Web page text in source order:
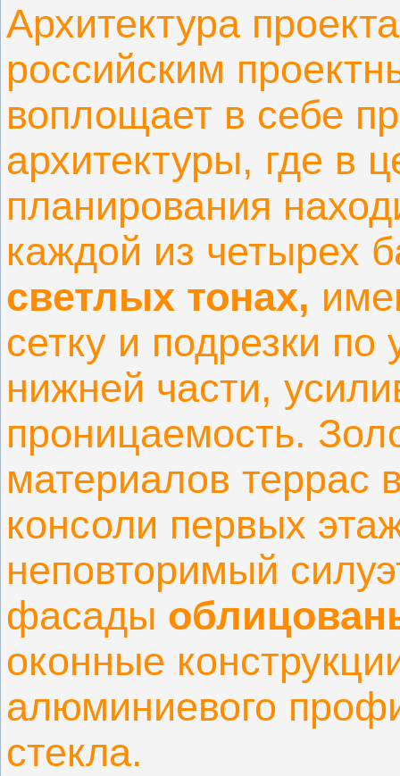
Архитектура
российским
воплощает в себе
архитектуры, где в
планирования
каждой из четырех
светлых тонах,
сетку и подрезки по
нижней части,
проницаемость.
материалов террас
консоли первых
неповторимый
фасады
оконные
алюминиевого
стекла.